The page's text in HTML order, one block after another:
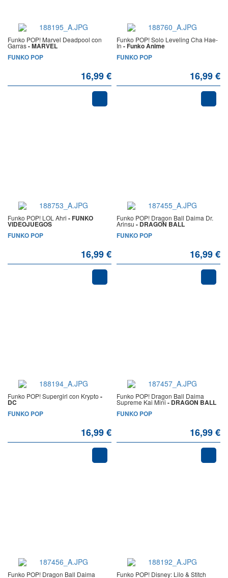
Funko POP! Marvel Deadpool con
Garras- MARVEL
FUNKO POP
16,99 €
Funko POP! Solo Leveling Cha Hae-
In - Funko Anime
FUNKO POP
16,99 €
Funko POP! LOL Ahri - FUNKO
VIDEOJUEGOS
FUNKO POP
16,99 €
Funko POP! Dragon Ball Daima Dr.
Arinsu - DRAGON BALL
FUNKO POP
16,99 €
Funko POP! Supergirl con Krypto -
DC
FUNKO POP
16,99 €
Funko POP! Dragon Ball Daima
Supreme Kai Mini - DRAGON BALL
FUNKO POP
16,99 €
Funko POP! Dragon Ball Daima Funko POP! Disney: Lilo & Stitch